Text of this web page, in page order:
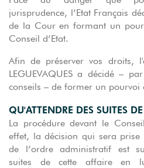
jurisprudence, l’Etat Français
de la Cour en formant un
Conseil d’Etat.
Afin de préserver vos droits,
LEGUEVAQUES a décidé –
conseils – de former un pourvoi
QU'ATTENDRE DES SUITES
La procédure devant le
effet, la décision qui sera
de l’ordre administratif est
suites de cette affaire en